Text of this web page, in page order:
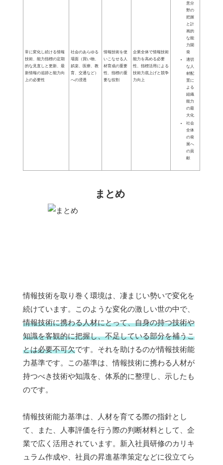
常に変化し続ける情報
技術、能力指標の定期
的な見直しと更新、最
新情報の追跡と能力向
上の必要性
社会のあらゆる
場面（買い物、
娯楽、医療、教
育、交通など）
への浸透
情報技術を使
いこなせる人
材育成の重要
性、指標の重
要な役割
企業全体で情報技術
能力を高める必要
性、指標活用による
技術力底上げと競争
力向上
意分
野の
把握
と計
画的
な能
力開
発
適切
な人
材配
置に
よる
組織
能力
の最
大化
社会
全体
の発
展へ
の貢
献
まとめ
情報技術を取り巻く環境は、凄まじい勢いで変化を
続けています。このような変化の激しい世の中で、
情報技術に携わる人材にとって、自身の持つ技術や
知識を客観的に把握し、不足している部分を補うこ
とは必要不可欠です。それを助けるのが情報技術能
力基準です。この基準は、情報技術に携わる人材が
持つべき技術や知識を、体系的に整理し、示したも
のです。
情報技術能力基準は、人材を育てる際の指針とし
て、また、人事評価を行う際の判断材料として、企
業で広く活用されています。新入社員研修のカリキ
ュラム作成や、社員の昇進基準策定などに役立てら